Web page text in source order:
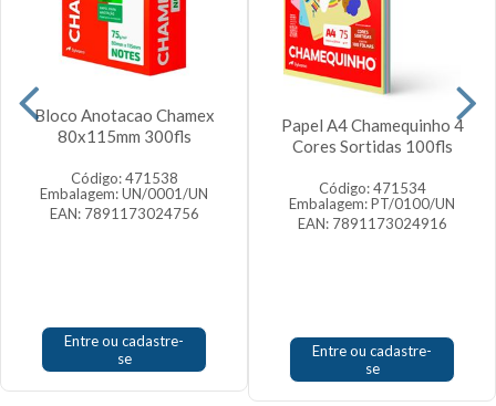
Bloco Anotacao Chamex
80x115mm 300fls
Código: 471538
Embalagem: UN/0001/UN
EAN: 7891173024756
Entre ou cadastre-
se
Papel A4 Chamequinho 4
Cores Sortidas 100fls
Código: 471534
Embalagem: PT/0100/UN
EAN: 7891173024916
Entre ou cadastre-
se